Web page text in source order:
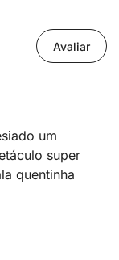
Avaliar
um
super
quentinha